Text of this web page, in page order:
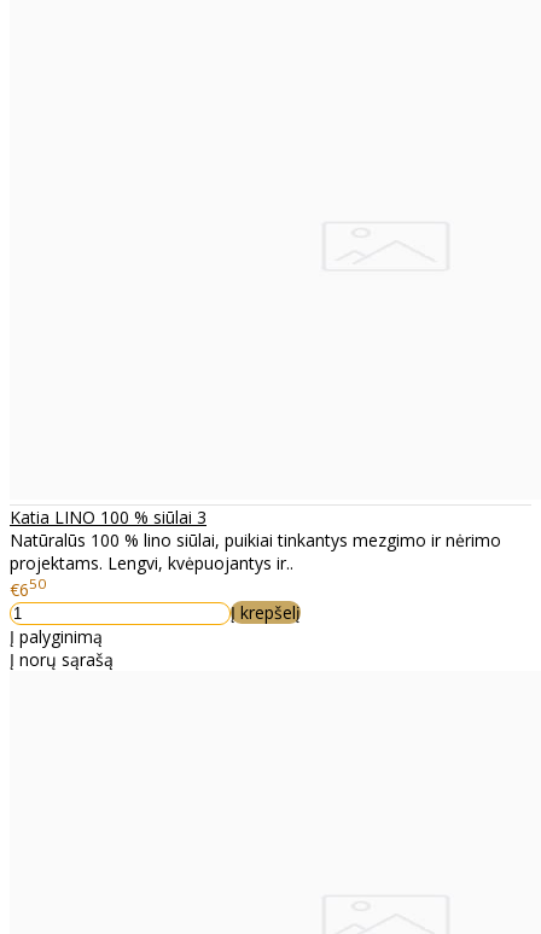
Katia LINO 100 % siūlai 3
Natūralūs 100 % lino siūlai, puikiai tinkantys mezgimo ir nėrimo
projektams. Lengvi, kvėpuojantys ir..
€650
Į krepšelį
Į palyginimą
Į norų sąrašą